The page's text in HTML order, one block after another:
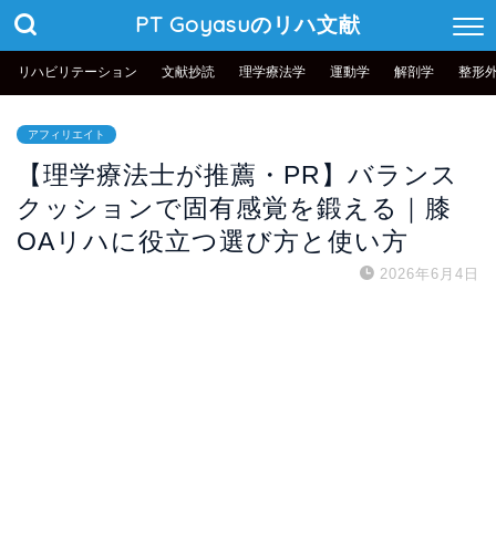
PT Goyasuのリハ文献
リハビリテーション 文献抄読 理学療法学 運動学 解剖学 整形
アフィリエイト
【理学療法士が推薦・PR】バランス
クッションで固有感覚を鍛える｜膝
OAリハに役立つ選び方と使い方
2026年6月4日